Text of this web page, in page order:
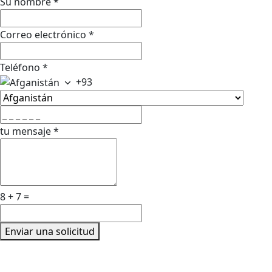
Correo electrónico *
Teléfono *
+93
tu mensaje*
8 + 7 =
Enviar una solicitud